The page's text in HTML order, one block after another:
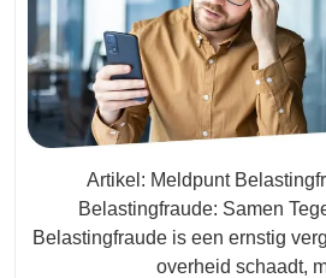
Artikel: Meldpunt Belastingfraude Meldpunt
Belastingfraude: Samen
Belastingfraude is een ernstig
overheid schaadt,